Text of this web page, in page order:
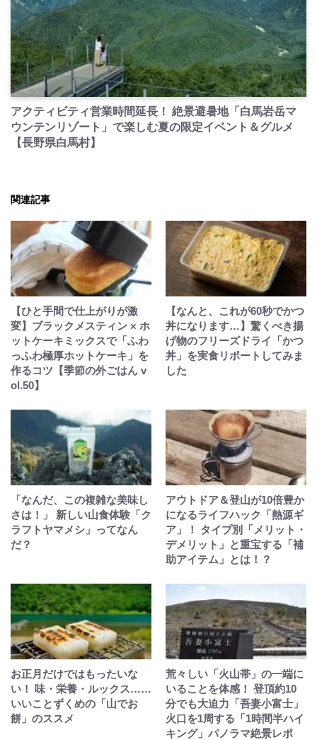
PR
アクティビティ営業時間延長！ 絶景避暑地「白馬岩岳マ
ウンテンリゾート」で楽しむ夏の限定イベント＆グルメ
【長野県白馬村】
関連記事
【ひと手間で仕上がりが激
変】ブラックメスティン × ホ
ットケーキミックスで「ふわ
っふわ極厚ホットケーキ」を
作るコツ【季節の外ごはん v
ol.50】
【なんと、これが60秒でかつ
丼になります…】驚くべき揚
げ物のフリーズドライ「かつ
丼」を実食リポートしてみま
した
「なんだ、この複雑な美味し
さは！」 新しい山食体験「ク
ラフトヤマメシ」ってなん
だ？
アウトドア＆登山が10倍豊か
になるライフハック「熱源ギ
ア」！ タイプ別「メリット・
デメリット」と重宝する「補
助アイテム」とは！？
お正月だけではもったいな
い！ 味・栄養・ルックス……
いいことずくめの「山でお
餅」のススメ
荒々しい「火山帯」の一端に
いることを体感！ 登頂約10
分でも大迫力「吾妻小富士」
火口を1周する「1時間半ハイ
キング」パノラマ絶景レポ